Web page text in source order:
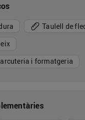
Taulell de
i formatgeria